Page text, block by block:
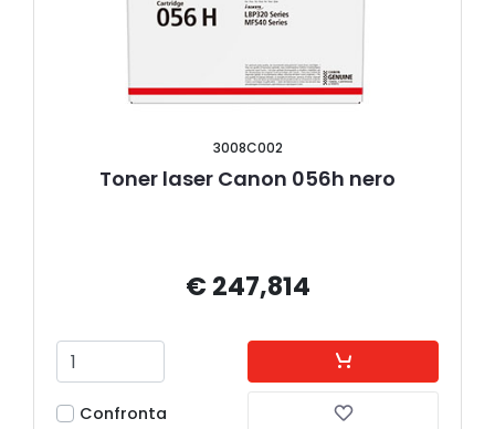
3008C002
Toner laser Canon 056h nero
€ 247,814
Confronta